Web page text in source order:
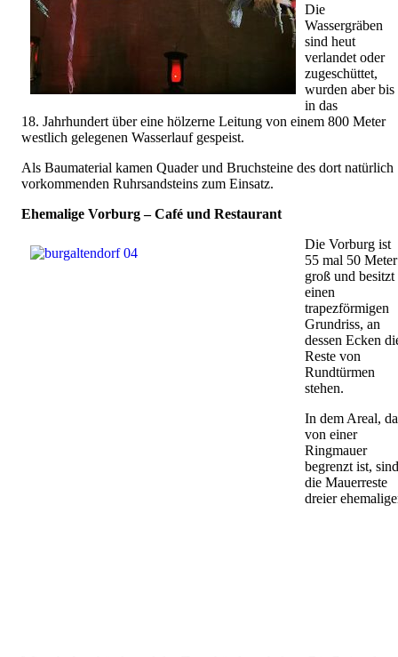
Die
Wassergräben
sind heut
verlandet oder
zugeschüttet,
wurden aber bis
in das
18. Jahrhundert über eine hölzerne Leitung von einem 800 Meter
westlich gelegenen Wasserlauf gespeist.
Als Baumaterial kamen Quader und Bruchsteine des dort natürlich
vorkommenden Ruhrsandsteins zum Einsatz.
Ehemalige Vorburg – Café und Restaurant
Die Vorburg ist
55 mal 50 Meter
groß und besitzt
einen
trapezförmigen
Grundriss, an
dessen Ecken
Reste von
Rundtürmen
stehen.
In dem Areal,
von einer
Ringmauer
begrenzt ist, sind
die Mauerreste
dreier